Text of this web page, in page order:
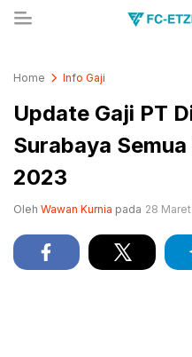
Home Info Gaji
Update Gaji PT
Surabaya
2023
Oleh Wawan Kurnia pada 28